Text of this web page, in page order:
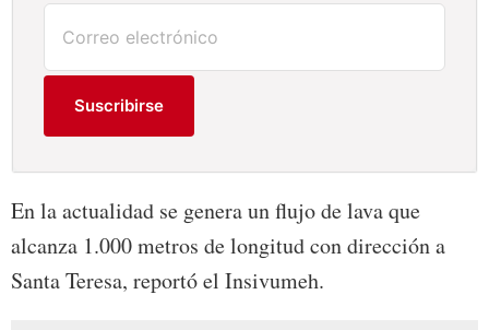
Suscribirse
En la actualidad se genera un flujo de lava que
alcanza 1.000 metros de longitud con dirección a
Santa Teresa, reportó el Insivumeh.